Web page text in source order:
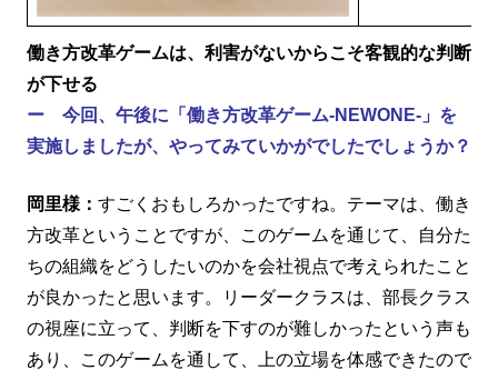
働き方改革ゲームは、利害がないからこそ客観的な判断
が下せる
ー 今回、午後に「働き方改革ゲーム-NEWONE-」を
実施しましたが、やってみていかがでしたでしょうか？
岡里様： すごくおもしろかったですね。テーマは、働き
方改革ということですが、このゲームを通じて、自分た
ちの組織をどうしたいのかを会社視点で考えられたこと
が良かったと思います。リーダークラスは、部長クラス
の視座に立って、判断を下すのが難しかったという声も
あり、このゲームを通して、上の立場を体感できたので